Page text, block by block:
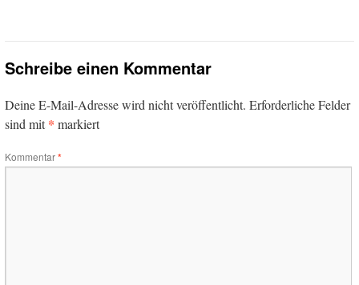
Schreibe einen Kommentar
Deine E-Mail-Adresse wird nicht veröffentlicht. Erforderliche Felder
sind mit* markiert
Kommentar*